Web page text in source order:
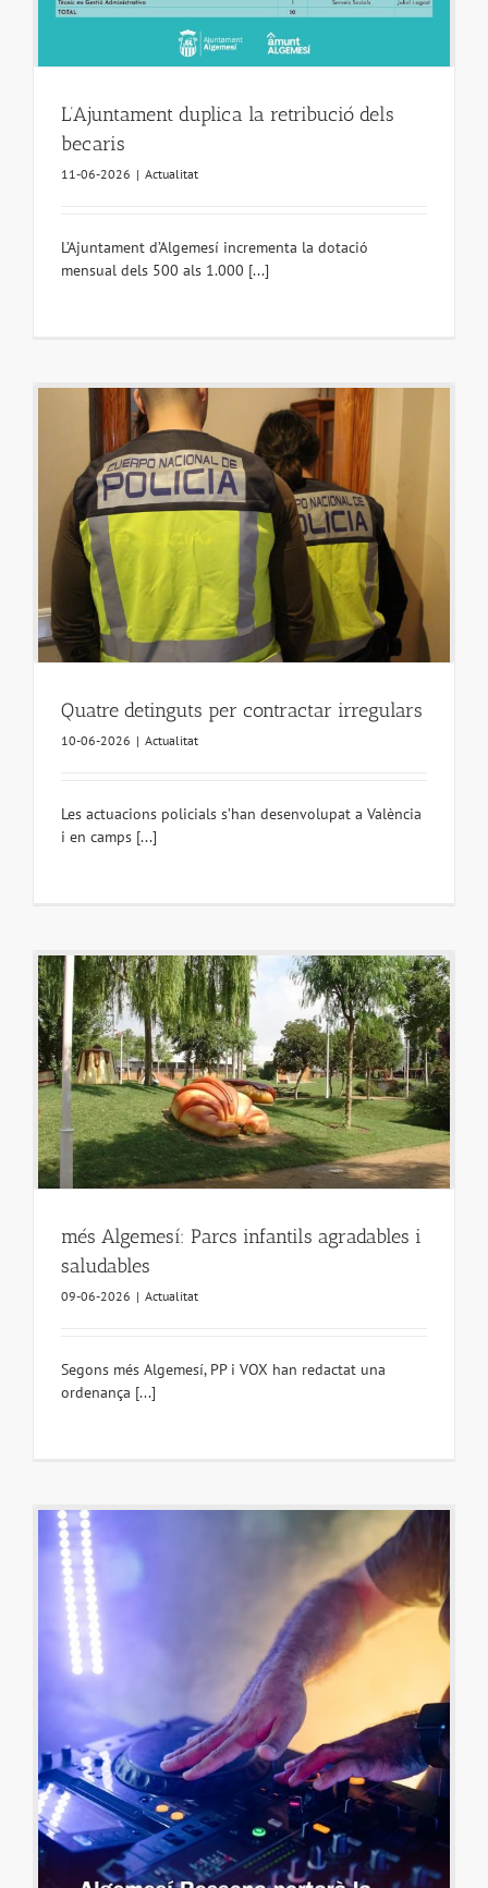
L’Ajuntament duplica la retribució dels
becaris
11-06-2026 | Actualitat
L’Ajuntament d’Algemesí incrementa la dotació
mensual dels 500 als 1.000 [...]
Quatre detinguts per contractar irregulars
10-06-2026 | Actualitat
Les actuacions policials s’han desenvolupat a València
i en camps [...]
més Algemesí: Parcs infantils agradables i
saludables
09-06-2026 | Actualitat
Segons més Algemesí, PP i VOX han redactat una
ordenança [...]